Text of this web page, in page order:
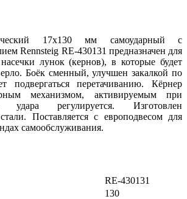
17х130 мм самоударный с
Rennsteig RE-430131 предназначен для
лунок (кернов), в которые будет
Боёк сменный, улучшен закалкой по
подвергаться перетачиванию. Кёрнер
механизмом, активируемым при
регулируется. Изготовлен
Поставляется с европодвесом для
самообслуживания.
RE-430131
130